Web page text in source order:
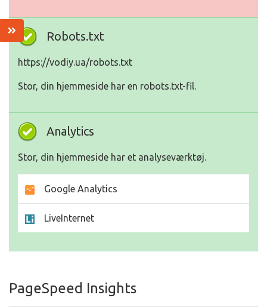
Robots.txt
https://vodiy.ua/robots.txt
Stor, din hjemmeside har en robots.txt-fil.
Analytics
Stor, din hjemmeside har et analyseværktøj.
Google Analytics
LiveInternet
PageSpeed Insights